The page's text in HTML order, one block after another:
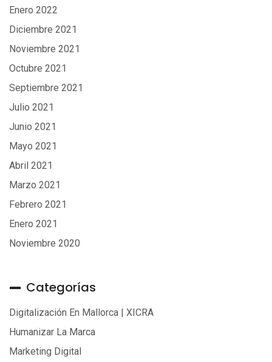
Enero 2022
Diciembre 2021
Noviembre 2021
Octubre 2021
Septiembre 2021
Julio 2021
Junio 2021
Mayo 2021
Abril 2021
Marzo 2021
Febrero 2021
Enero 2021
Noviembre 2020
Categorías
Digitalización En Mallorca | XICRA
Humanizar La Marca
Marketing Digital